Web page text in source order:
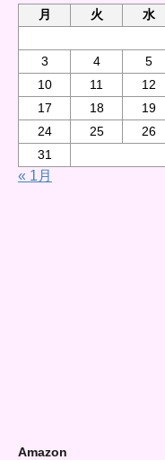
月
火 水
3
4 5
10
11 12
17
18 19
24
25 26
31
« 1月
Amazon